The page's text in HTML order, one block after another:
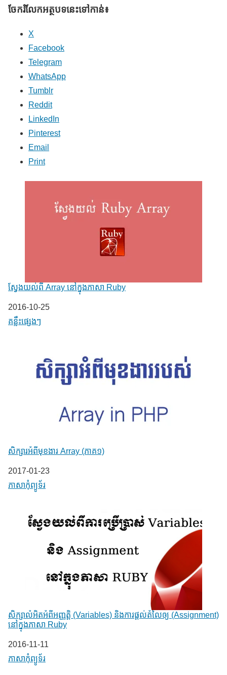
ចែករំលែក​អត្ថបទនេះទៅកាន់៖
X
Facebook
Telegram
WhatsApp
Tumblr
Reddit
LinkedIn
Pinterest
Email
Print
ស្វែងយល់ពី Array នៅក្នុងភាសា Ruby
Date
2016-10-25
In relation to
គន្លឹះផ្សេងៗ
សិក្សារអំពីមុខងារ Array (ភាគ១)
Date
2017-01-23
In relation to
ភាសា​កុំព្យូទ័រ
សិក្សាលំអិតអំពីអញ្ញត្តិ (Variables) និងការផ្តល់តំលៃឲ្យ (Assignment)
នៅក្នុងភាសា Ruby
Date
2016-11-11
In relation to
ភាសា​កុំព្យូទ័រ